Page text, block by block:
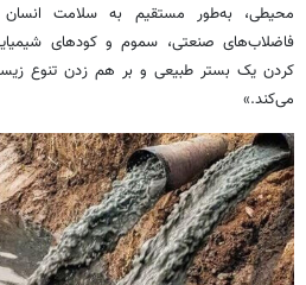
محیطی، به‌طور مستقیم به سلامت
فاضلاب‌های صنعتی، سموم و کودهای شیمیایی
کردن یک بستر طبیعی و بر هم زدن تنوع
می‌کند.»